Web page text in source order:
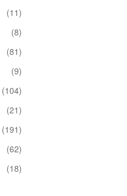
(11)
(8)
(81)
(9)
(104)
(21)
(191)
(62)
(18)